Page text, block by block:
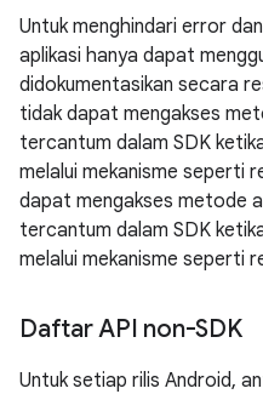
Untuk menghindari error
aplikasi hanya dapat
didokumentasikan secara
tidak dapat mengakses
tercantum dalam SDK
melalui mekanisme seperti
dapat mengakses metode
tercantum dalam SDK
melalui mekanisme seperti
Daftar API non-SDK
Untuk setiap rilis Android,